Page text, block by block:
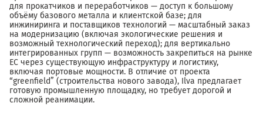
для прокатчиков и переработчиков — доступ к большому
объёму базового металла и клиентской базе; для
инжиниринга и поставщиков технологий — масштабный заказ
на модернизацию (включая экологические решения и
возможный технологический переход); для вертикально
интегрированных групп — возможность закрепиться на рынке
ЕС через существующую инфраструктуру и логистику,
включая портовые мощности. В отличие от проекта
“greenfield” (строительства нового завода), Ilva предлагает
готовую промышленную площадку, но требует дорогой и
сложной реанимации.